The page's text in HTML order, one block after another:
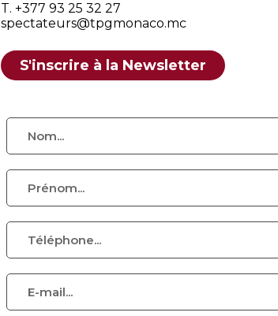
T. +377 93 25 32 27
spectateurs@tpgmonaco.mc
S'inscrire à la Newsletter
Nom *
Prénom *
Téléphone
E-mail *